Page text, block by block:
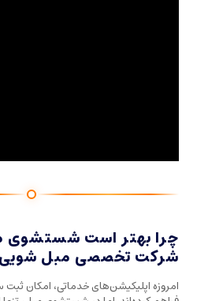
چرا بهتر است شستشوی
شرکت تخصصی مبل شویی
امروزه اپلیکیشن‌های خدماتی، امکان